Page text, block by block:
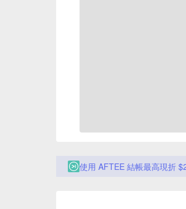
使用 AFTEE 結帳最高現折